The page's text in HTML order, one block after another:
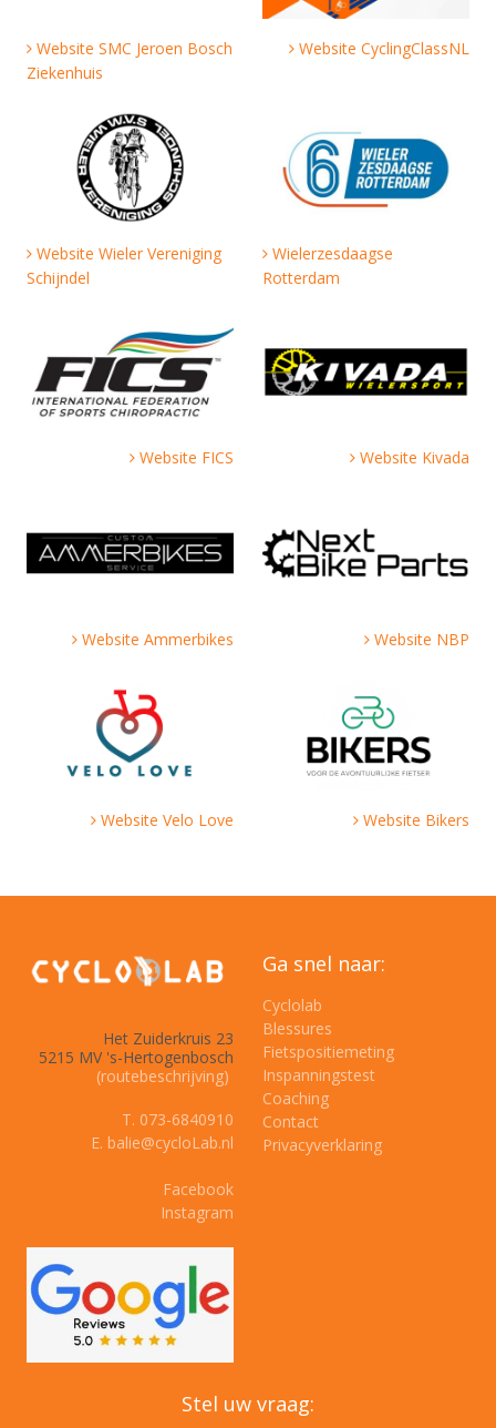
Website SMC Jeroen Bosch
Ziekenhuis
Website CyclingClassNL
Website Wieler Vereniging
Schijndel
Wielerzesdaagse
Rotterdam
Website FICS Website Kivada
Website Ammerbikes Website NBP
Website Velo Love Website Bikers
Het Zuiderkruis 23
5215 MV 's-Hertogenbosch
(routebeschrijving)
T. 073-6840910
E. balie@cycloLab.nl
Facebook
Instagram
Ga snel naar:
Cyclolab
Blessures
Fietspositiemeting
Inspanningstest
Coaching
Contact
Privacyverklaring
Stel uw vraag: